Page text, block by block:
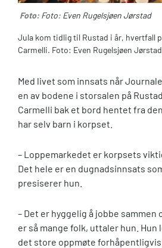
Foto: Foto: Even Rugelsjøen Jørstad
Jula kom tidlig til Rustad i år, hvertfall
Carmelli. Foto: Even Rugelsjøen Jørstad
Med livet som innsats når
en av bodene i storsalen på
Carmelli bak et bord hentet fra
har selv barn i korpset.
– Loppemarkedet er korpsets
Det hele er en dugnadsinnsats
presiserer hun.
– Det er hyggelig å jobbe sammen
er så mange folk, uttaler hun. Hun
det store oppmøte